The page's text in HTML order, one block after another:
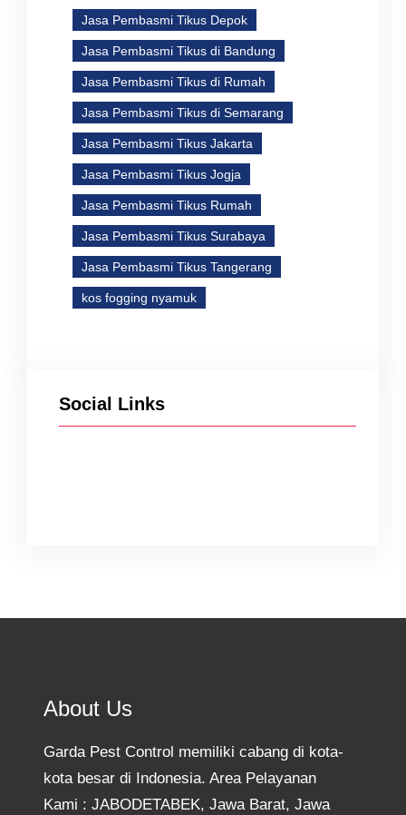
Jasa Pembasmi Tikus Depok
Jasa Pembasmi Tikus di Bandung
Jasa Pembasmi Tikus di Rumah
Jasa Pembasmi Tikus di Semarang
Jasa Pembasmi Tikus Jakarta
Jasa Pembasmi Tikus Jogja
Jasa Pembasmi Tikus Rumah
Jasa Pembasmi Tikus Surabaya
Jasa Pembasmi Tikus Tangerang
kos fogging nyamuk
Social Links
About Us
Garda Pest Control memiliki cabang di kota-
kota besar di Indonesia. Area Pelayanan
Kami : JABODETABEK, Jawa Barat, Jawa